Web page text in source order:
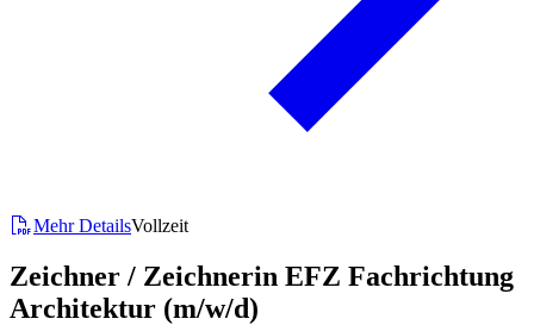
Mehr DetailsVollzeit
Zeichner / Zeichnerin EFZ Fachrichtung
Architektur (m/w/d)